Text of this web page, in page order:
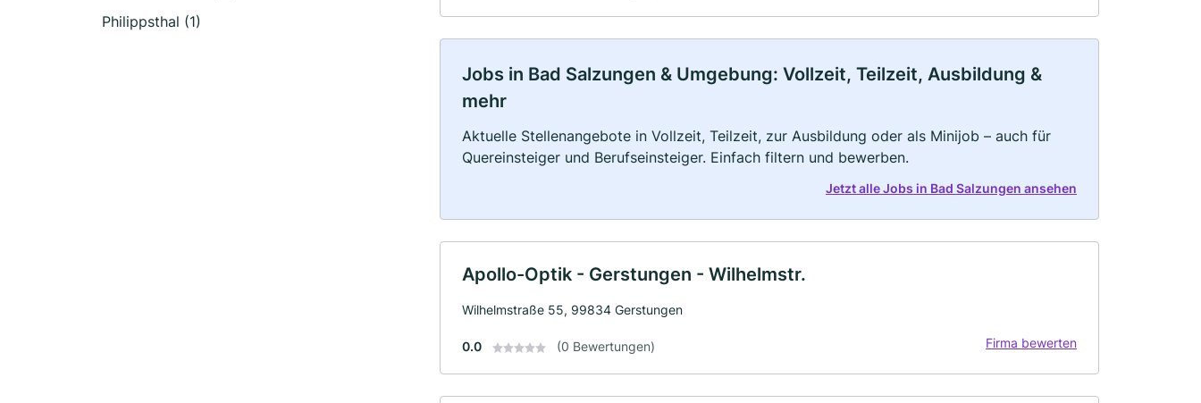
Philippsthal (1)
Jobs in Bad Salzungen & Umgebung: Vollzeit, Teilzeit, Ausbildung &
mehr
Aktuelle Stellenangebote in Vollzeit, Teilzeit, zur Ausbildung oder als Minijob – auch für
Quereinsteiger und Berufseinsteiger. Einfach filtern und bewerben.
Jetzt alle Jobs in Bad Salzungen ansehen
Apollo-Optik - Gerstungen - Wilhelmstr.
Wilhelmstraße 55, 99834 Gerstungen
0.0 (0 Bewertungen) Firma bewerten